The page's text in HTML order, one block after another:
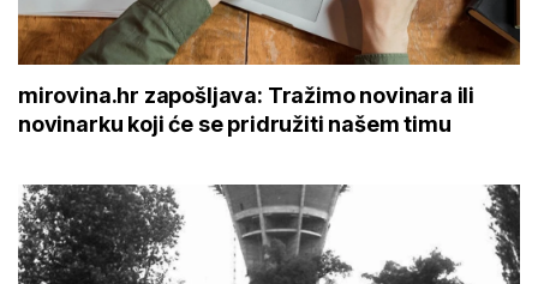
mirovina.hr zapošljava: Tražimo novinara ili
novinarku koji će se pridružiti našem timu